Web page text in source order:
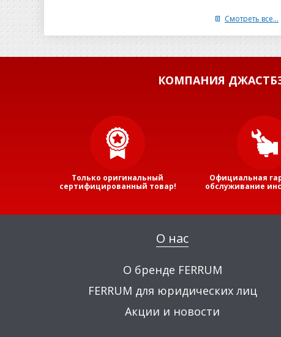
Смотреть все...
КОМПАНИЯ
Только оригинальный
сертифицированный товар!
Официальная
обслуживание
О нас
О бренде FERRUM
FERRUM для юридических лиц
Акции и новости